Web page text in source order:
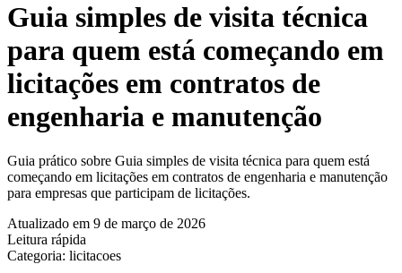
Guia simples de visita técnica
para quem está começando em
licitações em contratos de
engenharia e manutenção
Guia prático sobre Guia simples de visita técnica para quem está
começando em licitações em contratos de engenharia e manutenção
para empresas que participam de licitações.
Atualizado em 9 de março de 2026
Leitura rápida
Categoria: licitacoes